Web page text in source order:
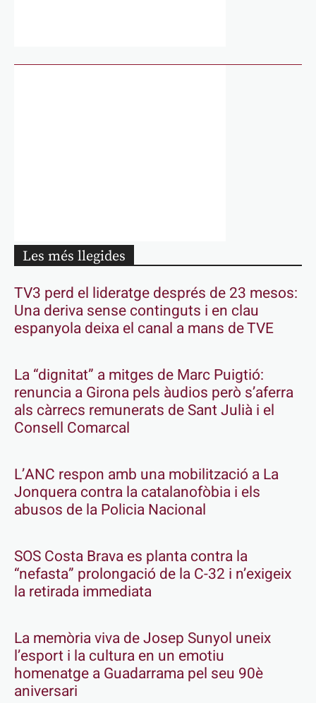
Les més llegides
TV3 perd el lideratge després de 23 mesos:
Una deriva sense continguts i en clau
espanyola deixa el canal a mans de TVE
La “dignitat” a mitges de Marc Puigtió:
renuncia a Girona pels àudios però s’aferra
als càrrecs remunerats de Sant Julià i el
Consell Comarcal
L’ANC respon amb una mobilització a La
Jonquera contra la catalanofòbia i els
abusos de la Policia Nacional
SOS Costa Brava es planta contra la
“nefasta” prolongació de la C-32 i n’exigeix
la retirada immediata
La memòria viva de Josep Sunyol uneix
l’esport i la cultura en un emotiu
homenatge a Guadarrama pel seu 90è
aniversari